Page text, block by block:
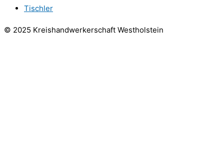
Tischler
© 2025 Kreishandwerkerschaft Westholstein